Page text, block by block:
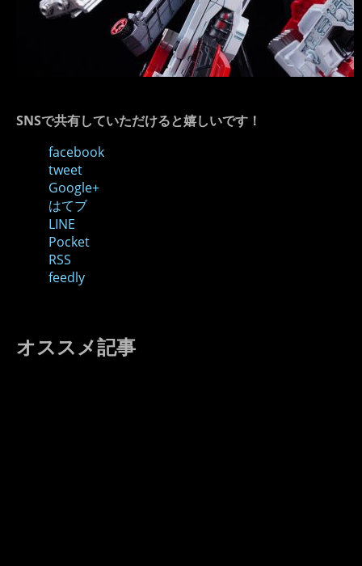
SNSで共有していただけると嬉しいです！
facebook
tweet
Google+
はてブ
LINE
Pocket
RSS
feedly
オススメ記事